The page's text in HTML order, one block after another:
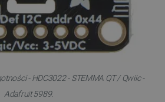
- HDC3022 - STEMMA QT / Qwiic -
Adafruit 5989.